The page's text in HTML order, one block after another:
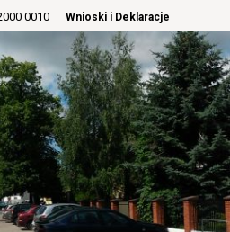
2000 0010 Wnioski i Deklaracje